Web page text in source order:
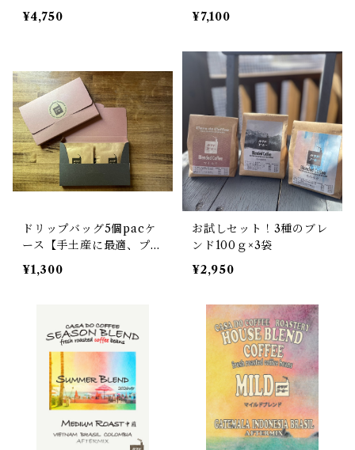
¥4,750
¥7,100
ドリップバッグ5個pacケ
ース【手土産に最適、プチ
ギフト】
¥1,300
お試しセット！3種のブレ
ンド100ｇ×3袋
¥2,950